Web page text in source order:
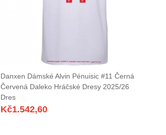
Danxen Dámské Alvin Pénuisic #11 Černá
Červená Daleko Hráčské Dresy 2025/26
Dres
Kč1.542,60